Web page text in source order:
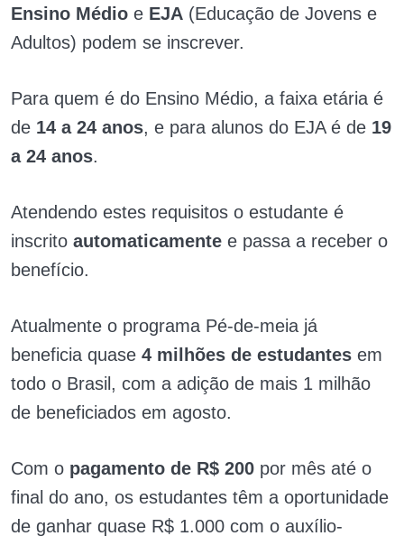
Ensino Médio e EJA (Educação de Jovens e
Adultos) podem se inscrever.
Para quem é do Ensino Médio, a faixa etária é
de 14 a 24 anos, e para alunos do EJA é de 19
a 24 anos.
Atendendo estes requisitos o estudante é
inscrito automaticamente e passa a receber o
benefício.
Atualmente o programa Pé-de-meia já
beneficia quase 4 milhões de estudantes em
todo o Brasil, com a adição de mais 1 milhão
de beneficiados em agosto.
Com o pagamento de R$ 200 por mês até o
final do ano, os estudantes têm a oportunidade
de ganhar quase R$ 1.000 com o auxílio-